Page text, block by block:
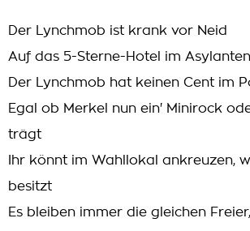
Der Lynchmob ist krank vor Neid
Auf das 5-Sterne-Hotel im
Der Lynchmob hat keinen Cent im
Egal ob Merkel nun ein' Minirock
trägt
Ihr könnt im Wahllokal ankreuzen,
besitzt
Es bleiben immer die gleichen